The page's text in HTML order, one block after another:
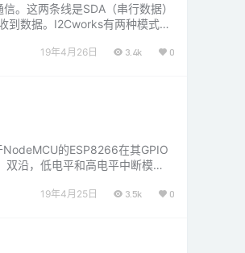
。这两条线是SDA（串行数据）
到数据。I2Cworks有两种模式，
19年4月26日 3.4k 0
的ESP8266在其GPIO
沿，低电平和高电平中断模
19年4月25日 3.5k 0